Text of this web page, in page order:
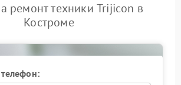
ремонт техники Trijicon в
Костроме